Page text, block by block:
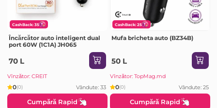
CashBack: 35
Încărcător auto inteligent dual
port 60W (1C1A) JH065
70 L
Vînzător: CREIT
0(0) Vândute: 33
Cumpără Rapid
CashBack: 25
Mufa bricheta auto (BZ34B)
50 L
Vînzător: TopMag.md
0(0) Vândute: 25
Cumpără Rapid